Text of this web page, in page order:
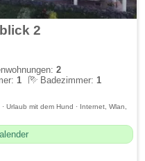
2
2
1 Badezimmer:1
Urlaub mit dem Hund · Internet, Wlan,